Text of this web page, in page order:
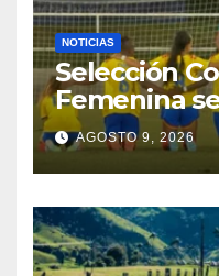
NOTICIAS
Selección
Femenina
plata:
México en
Caribe
AGOSTO 9, 2026